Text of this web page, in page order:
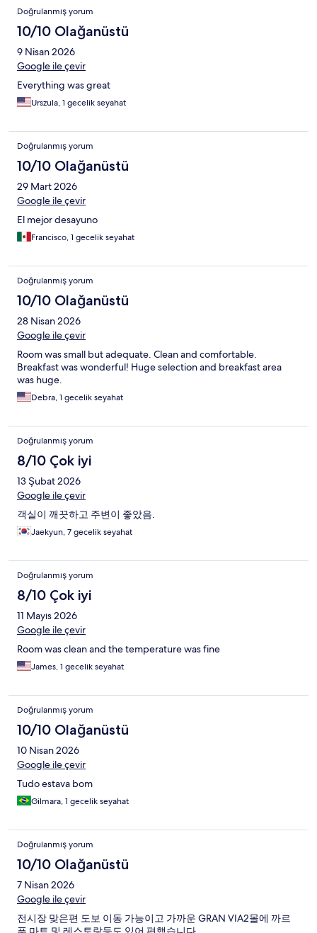
Doğrulanmış yorum
10/10 Olağanüstü
9 Nisan 2026
Google ile çevir
Everything was great
Urszula, 1 gecelik seyahat
Doğrulanmış yorum
10/10 Olağanüstü
29 Mart 2026
Google ile çevir
El mejor desayuno
Francisco, 1 gecelik seyahat
Doğrulanmış yorum
10/10 Olağanüstü
28 Nisan 2026
Google ile çevir
Room was small but adequate. Clean and comfortable.
Breakfast was wonderful! Huge selection and breakfast area
was huge.
Debra, 1 gecelik seyahat
Doğrulanmış yorum
8/10 Çok iyi
13 Şubat 2026
Google ile çevir
객실이 깨끗하고 주변이 좋았음.
Jaekyun, 7 gecelik seyahat
Doğrulanmış yorum
8/10 Çok iyi
11 Mayıs 2026
Google ile çevir
Room was clean and the temperature was fine
James, 1 gecelik seyahat
Doğrulanmış yorum
10/10 Olağanüstü
10 Nisan 2026
Google ile çevir
Tudo estava bom
Gilmara, 1 gecelik seyahat
Doğrulanmış yorum
10/10 Olağanüstü
7 Nisan 2026
Google ile çevir
전시장 맞은편 도보 이동 가능이고 가까운 GRAN VIA2몰에 까르